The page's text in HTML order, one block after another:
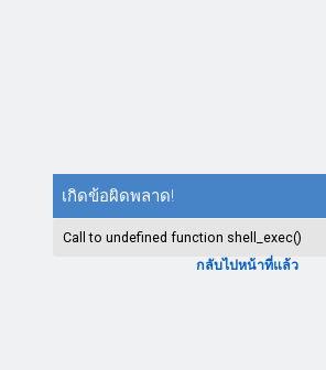
เกิดข้อผิดพลาด!
Call to undefined function shell_exec()
กลับไปหน้าที่แล้ว